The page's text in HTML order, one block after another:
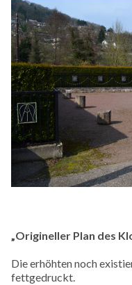
„Origineller Plan des
Die erhöhten noch
fettgedruckt.